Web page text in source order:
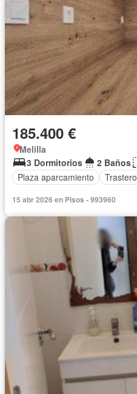
185.400 €
Melilla
3 Dormitorios
2 Baños
Plaza aparcamiento
Trastero
15 abr 2026 en Pisos - 993960